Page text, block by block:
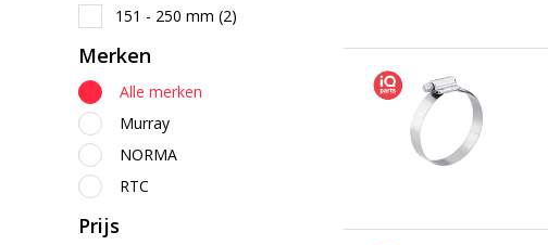
151 - 250 mm (2)
Merken
Alle merken
Murray
NORMA
RTC
Prijs